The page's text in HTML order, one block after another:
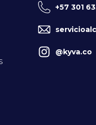
+57 301
@kyva.co